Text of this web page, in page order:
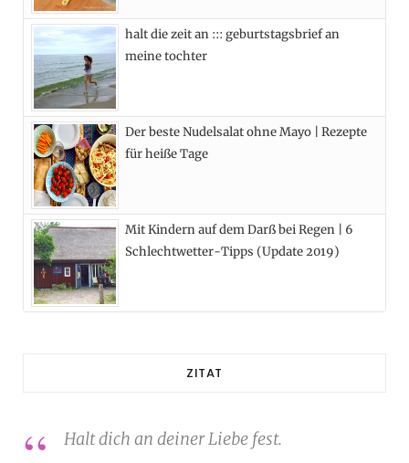
halt die zeit an ::: geburtstagsbrief an
meine tochter
Der beste Nudelsalat ohne Mayo | Rezepte
für heiße Tage
Mit Kindern auf dem Darß bei Regen | 6
Schlechtwetter-Tipps (Update 2019)
ZITAT
Halt dich an deiner Liebe fest.